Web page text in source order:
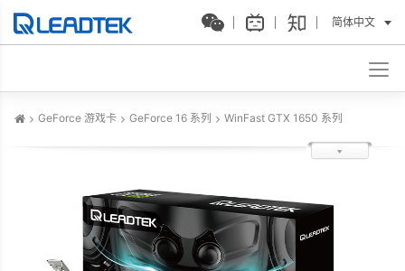
简体中文
GeForce 游戏卡 GeForce 16 系列 WinFast GTX 1650 系列